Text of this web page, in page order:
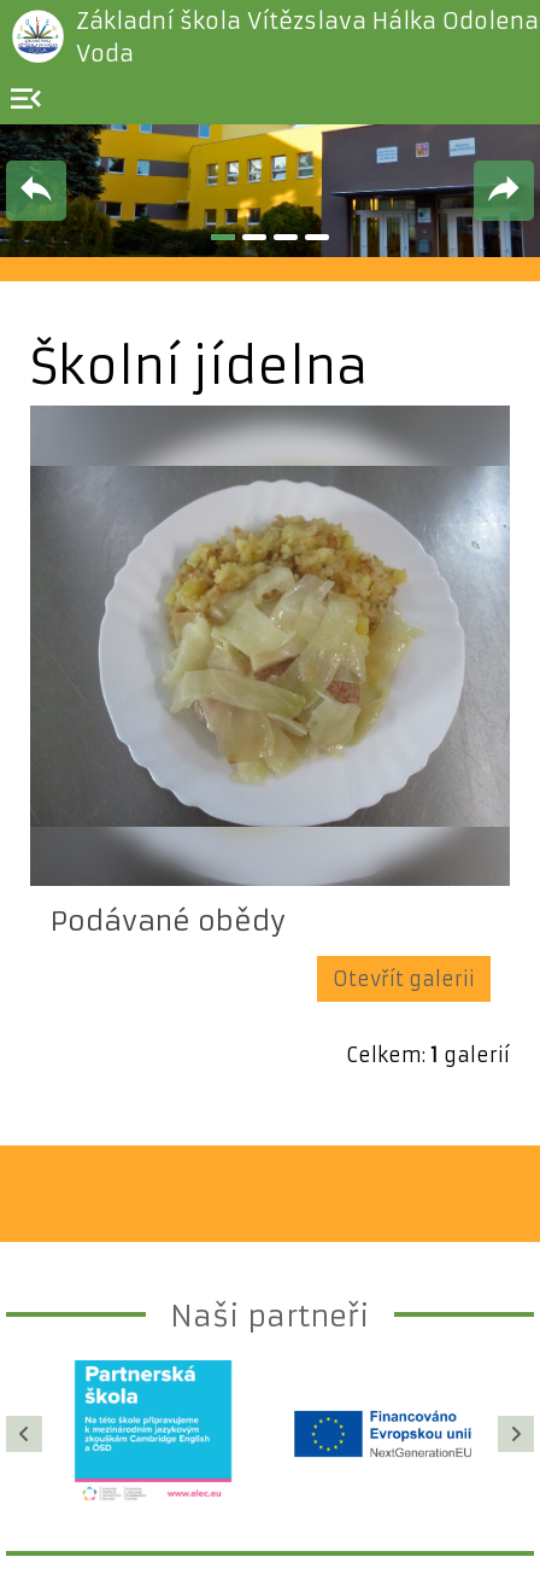
Základní škola Vítězslava Hálka Odolena
Voda
menu_open
Školní jídelna
Podávané obědy
Otevřít galerii
Celkem: 1 galerií
Naši partneři